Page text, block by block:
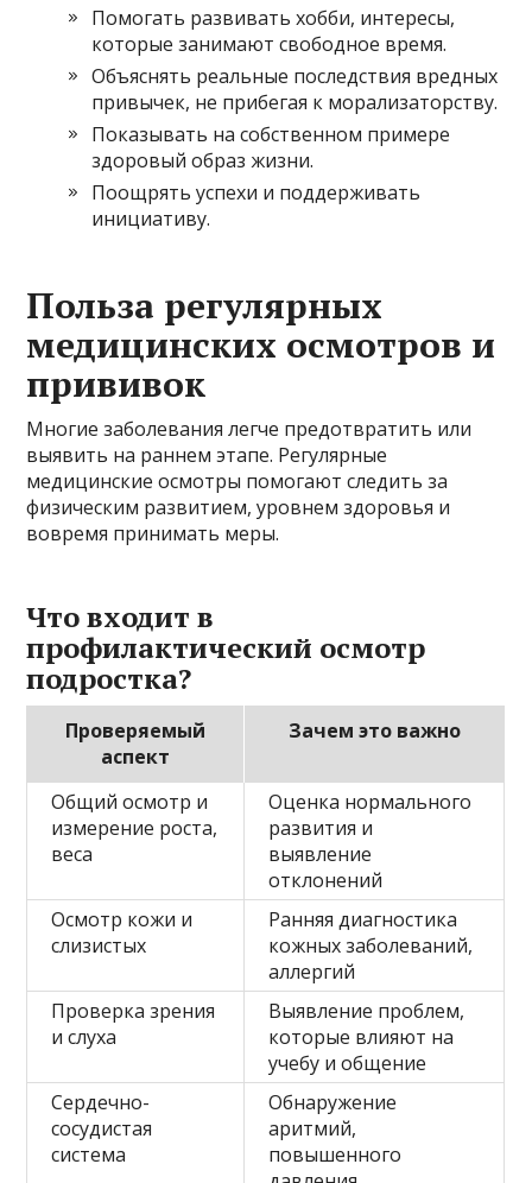
Помогать развивать хобби, интересы,
которые занимают свободное время.
Объяснять реальные последствия вредных
привычек, не прибегая к морализаторству.
Показывать на собственном примере
здоровый образ жизни.
Поощрять успехи и поддерживать
инициативу.
Польза регулярных
медицинских осмотров и
прививок
Многие заболевания легче предотвратить или
выявить на раннем этапе. Регулярные
медицинские осмотры помогают следить за
физическим развитием, уровнем здоровья и
вовремя принимать меры.
Что входит в
профилактический осмотр
подростка?
Проверяемый
аспект
Зачем это важно
Общий осмотр и
измерение роста,
веса
Оценка нормального
развития и
выявление
отклонений
Осмотр кожи и
слизистых
Ранняя диагностика
кожных заболеваний,
аллергий
Проверка зрения
и слуха
Выявление проблем,
которые влияют на
учебу и общение
Сердечно-
сосудистая
система
Обнаружение
аритмий,
повышенного